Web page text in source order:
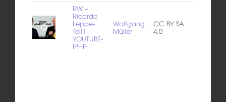
RW –
Ricardo
Leppe-
Teil1-
YOUTUBE-
IPHP
Wolfgang
Müller
CC BY SA
4.0